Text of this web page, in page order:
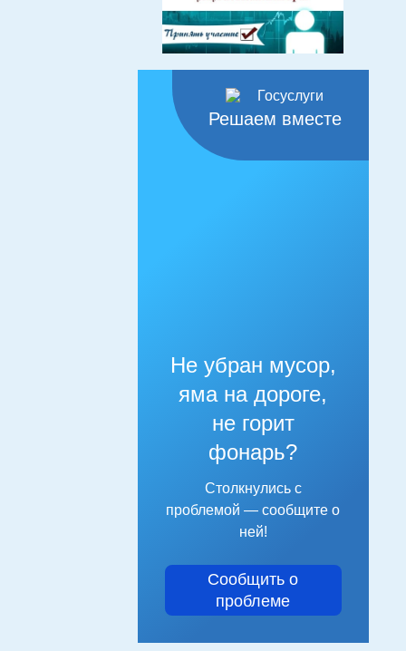
Решаем вместе
Не убран мусор,
яма на дороге,
не горит
фонарь?
Столкнулись с
проблемой — сообщите о
ней!
Сообщить о
проблеме